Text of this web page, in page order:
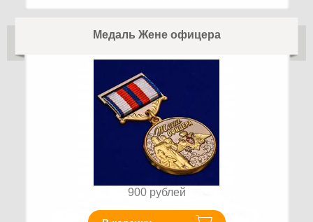
Медаль Жене офицера
900 рублей